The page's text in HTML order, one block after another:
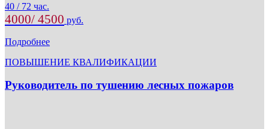
40 / 72 час.
4000/ 4500 руб.
Подробнее
ПОВЫШЕНИЕ КВАЛИФИКАЦИИ
Руководитель по тушению лесных пожаров